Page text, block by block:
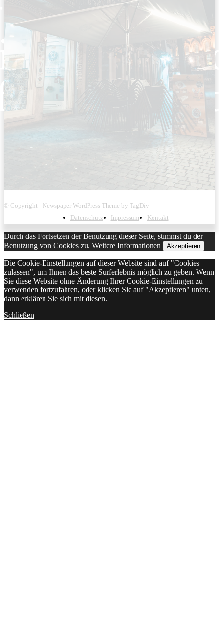
© Copyright - Newspaper WordPress Theme by TagDiv
Datenschutz
Impressum Kontakt
Durch das Fortsetzen der Benutzung dieser Seite, stimmst du der
Benutzung von Cookies zu. Weitere Informationen Akzeptieren
Die Cookie-Einstellungen auf dieser Website sind auf "Cookies
zulassen", um Ihnen das beste Surferlebnis möglich zu geben. Wenn
Sie diese Website ohne Änderung Ihrer Cookie-Einstellungen zu
verwenden fortzufahren, oder klicken Sie auf "Akzeptieren" unten,
dann erklären Sie sich mit diesen.
Schließen